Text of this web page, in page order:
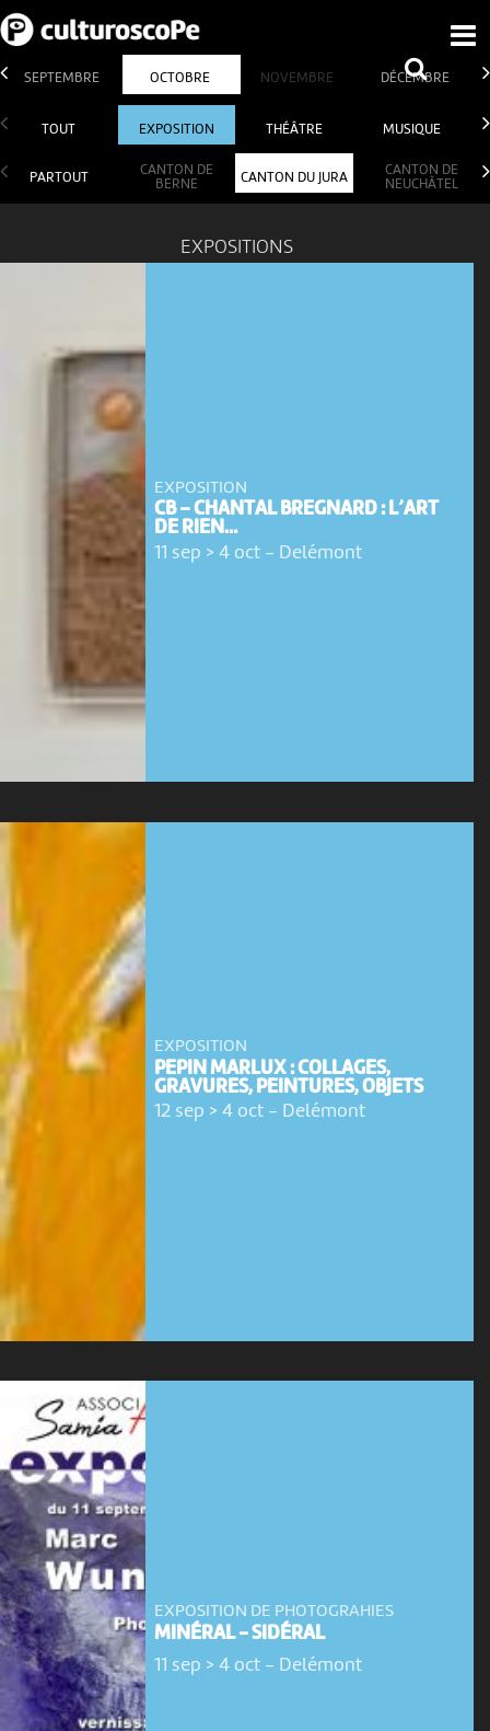
SEPTEMBRE OCTOBRE NOVEMBRE DÉCEMBRE
TOUT EXPOSITION THÉÂTRE MUSIQUE
PARTOUT
CANTON DE
BERNE
CANTON DU JURA
CANTON DE
NEUCHÂTEL
EXPOSITIONS
EXPOSITION
CB – CHANTAL BREGNARD : L’ART
DE RIEN…
11 sep > 4 oct - Delémont
EXPOSITION
PEPIN MARLUX : COLLAGES,
GRAVURES, PEINTURES, OBJETS
12 sep > 4 oct - Delémont
EXPOSITION DE PHOTOGRAHIES
MINÉRAL - SIDÉRAL
11 sep > 4 oct - Delémont